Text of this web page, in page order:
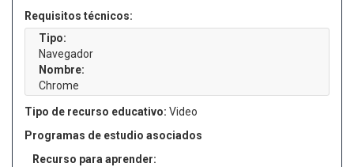
Requisitos técnicos:
Tipo:
Navegador
Nombre:
Chrome
Tipo de recurso educativo: Video
Programas de estudio asociados
Recurso para aprender: